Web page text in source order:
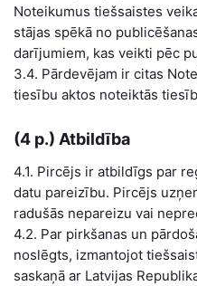
Noteikumus tiešsaistes
stājas spēkā no
darījumiem, kas veikti pēc
3.4. Pārdevējam ir citas
tiesību aktos noteiktās
(4 p.) Atbildība
4.1. Pircējs ir atbildīgs par
datu pareizību. Pircējs
radušās nepareizu vai
4.2. Par pirkšanas un
noslēgts, izmantojot
saskaņā ar Latvijas